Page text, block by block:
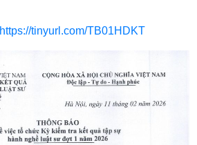
https://tinyurl.com/TB01HDKT